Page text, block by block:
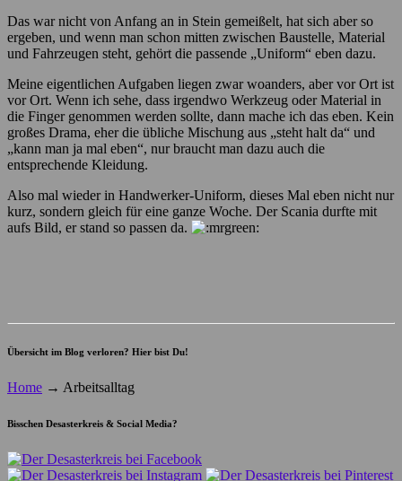
Das war nicht von Anfang an in Stein gemeißelt, hat sich aber so
ergeben, und wenn man schon mitten zwischen Baustelle, Material
und Fahrzeugen steht, gehört die passende „Uniform“ eben dazu.
Meine eigentlichen Aufgaben liegen zwar woanders, aber vor Ort ist
vor Ort. Wenn ich sehe, dass irgendwo Werkzeug oder Material in
die Finger genommen werden sollte, dann mache ich das eben. Kein
großes Drama, eher die übliche Mischung aus „steht halt da“ und
„kann man ja mal eben“, nur braucht man dazu auch die
entsprechende Kleidung.
Also mal wieder in Handwerker-Uniform, dieses Mal eben nicht nur
kurz, sondern gleich für eine ganze Woche. Der Scania durfte mit
aufs Bild, er stand so passen da.
Übersicht im Blog verloren? Hier bist Du!
Home → Arbeitsalltag
Bisschen Desasterkreis & Social Media?